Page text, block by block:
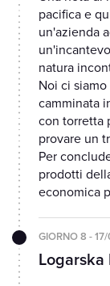
pacifica e
un'azienda
natura
Noi ci
camminata
con torretta
provare un
Per
prodotti
economica
GIORNO 8 -
Logarska